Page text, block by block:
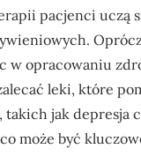
pacjenci
w opracowaniu
leki, które
takich jak depresja
może być